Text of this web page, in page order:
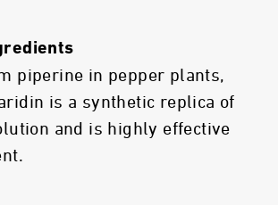
piperine in pepper plants,
is a synthetic replica of
and is highly effective